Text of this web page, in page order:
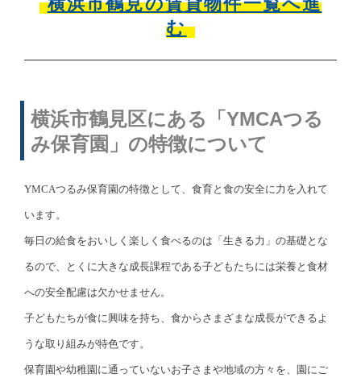
む
横浜市鶴見区にある「YMCAつる
み保育園」の特徴について
YMCAつるみ保育園の特徴として、食育と食の安全に力を入れて
います。
毎日の給食をおいしく楽しく食べるのは「生きる力」の基礎とな
るので、とくに大きな成長課程である子どもたちには栄養と食材
への安全配慮は欠かせません。
子どもたちが食に興味を持ち、食からさまざまな成長ができるよ
うな取り組みが特色です。
保育園や幼稚園に通っていないお子さまや地域の方々を、園にご